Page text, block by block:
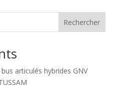
Rechercher
articulés hybrides GNV